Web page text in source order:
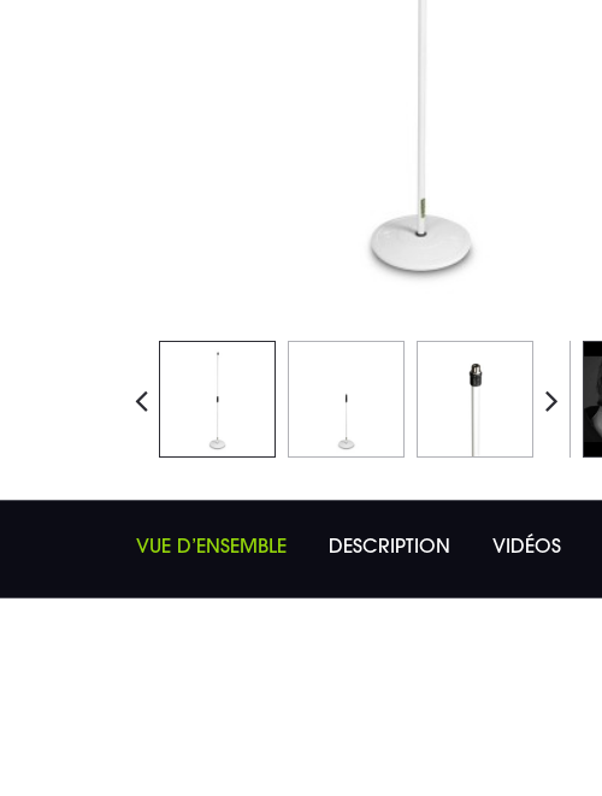
VUE D’ENSEMBLE DESCRIPTION VIDÉOS